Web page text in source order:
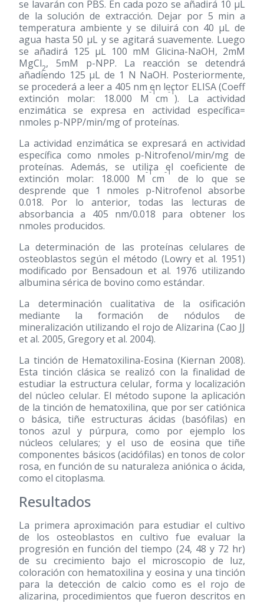
se lavarán con PBS. En cada pozo se añadirá 10 µL
de la solución de extracción. Dejar por 5 min a
temperatura ambiente y se diluirá con 40 µL de
agua hasta 50 µL y se agitará suavemente. Luego
se añadirá 125 µL 100 mM Glicina-NaOH, 2mM
MgCl2, 5mM p-NPP. La reacción se detendrá
añadiendo 125 µL de 1 N NaOH. Posteriormente,
se procederá a leer a 405 nm en lector ELISA (Coeff
extinción molar: 18.000 M
-1
cm
-1
). La actividad
enzimática se expresa en actividad específica=
nmoles p-NPP/min/mg of proteínas.
La actividad enzimática se expresará en actividad
específica como nmoles p-Nitrofenol/min/mg de
proteínas. Además, se utiliza el coeficiente de
extinción molar: 18.000 M
-1
cm
-1
de lo que se
desprende que 1 nmoles p-Nitrofenol absorbe
0.018. Por lo anterior, todas las lecturas de
absorbancia a 405 nm/0.018 para obtener los
nmoles producidos.
La determinación de las proteínas celulares de
osteoblastos según el método (Lowry et al. 1951)
modificado por Bensadoun et al. 1976 utilizando
albumina sérica de bovino como estándar.
La determinación cualitativa de la osificación
mediante la formación de nódulos de
mineralización utilizando el rojo de Alizarina (Cao JJ
et al. 2005, Gregory et al. 2004).
La tinción de Hematoxilina-Eosina (Kiernan 2008).
Esta tinción clásica se realizó con la finalidad de
estudiar la estructura celular, forma y localización
del núcleo celular. El método supone la aplicación
de la tinción de hematoxilina, que por ser catiónica
o básica, tiñe estructuras ácidas (basófilas) en
tonos azul y púrpura, como por ejemplo los
núcleos celulares; y el uso de eosina que tiñe
componentes básicos (acidófilas) en tonos de color
rosa, en función de su naturaleza aniónica o ácida,
como el citoplasma.
Resultados
La primera aproximación para estudiar el cultivo
de los osteoblastos en cultivo fue evaluar la
progresión en función del tiempo (24, 48 y 72 hr)
de su crecimiento bajo el microscopio de luz,
coloración con hematoxilina y eosina y una tinción
para la detección de calcio como es el rojo de
alizarina, procedimientos que fueron descritos en